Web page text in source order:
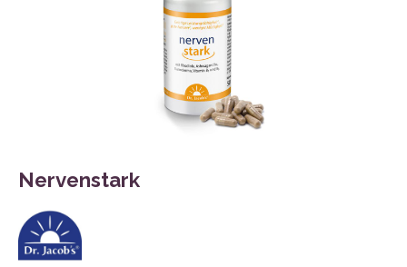
Nervenstark